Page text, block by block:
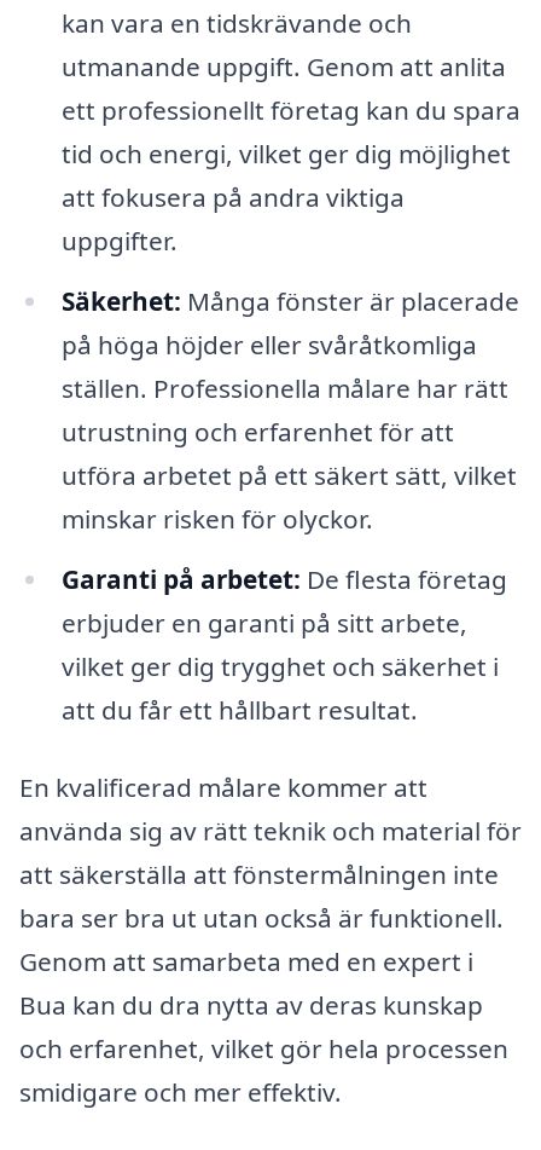
kan vara en tidskrävande och
utmanande uppgift. Genom att anlita
ett professionellt företag kan du spara
tid och energi, vilket ger dig möjlighet
att fokusera på andra viktiga
uppgifter.
Säkerhet: Många fönster är placerade
på höga höjder eller svåråtkomliga
ställen. Professionella målare har rätt
utrustning och erfarenhet för att
utföra arbetet på ett säkert sätt, vilket
minskar risken för olyckor.
Garanti på arbetet: De flesta företag
erbjuder en garanti på sitt arbete,
vilket ger dig trygghet och säkerhet i
att du får ett hållbart resultat.
En kvalificerad målare kommer att
använda sig av rätt teknik och material för
att säkerställa att fönstermålningen inte
bara ser bra ut utan också är funktionell.
Genom att samarbeta med en expert i
Bua kan du dra nytta av deras kunskap
och erfarenhet, vilket gör hela processen
smidigare och mer effektiv.